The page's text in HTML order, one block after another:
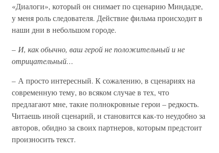
«Диалоги», который он снимает по сценарию Миндадзе,
у меня роль следователя. Действие фильма происходит в
наши дни в небольшом городе.
– И, как обычно, ваш герой не положительный и не
отрицательный…
– А просто интересный. К сожалению, в сценариях на
современную тему, во всяком случае в тех, что
предлагают мне, такие полнокровные герои – редкость.
Читаешь иной сценарий, и становится как-то неудобно за
авторов, обидно за своих партнеров, которым предстоит
произносить текст.